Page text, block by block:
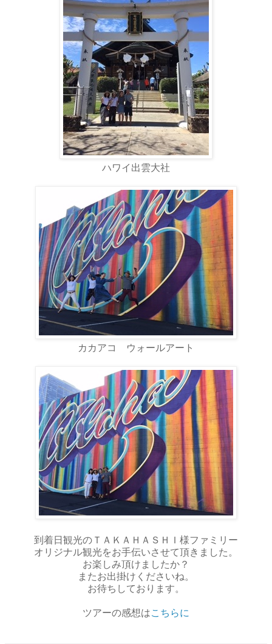
ハワイ出雲大社
カカアコ ウォールアート
到着日観光のＴＡＫＡＨＡＳＨＩ様ファミリー
オリジナル観光をお手伝いさせて頂きました。
お楽しみ頂けましたか？
またお出掛けくださいね。
お待ちしております。
ツアーの感想はこちらに